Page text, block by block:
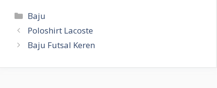
Kategori
Baju
Poloshirt Lacoste
Baju Futsal Keren